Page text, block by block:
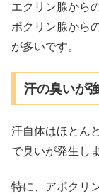
エクリン腺から
ポクリン腺から
が多いです。
汗の臭いが
汗自体はほとん
で臭いが発生し
特に、アポクリ